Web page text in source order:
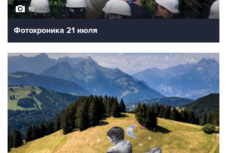
10
Фотохроника 21 июля